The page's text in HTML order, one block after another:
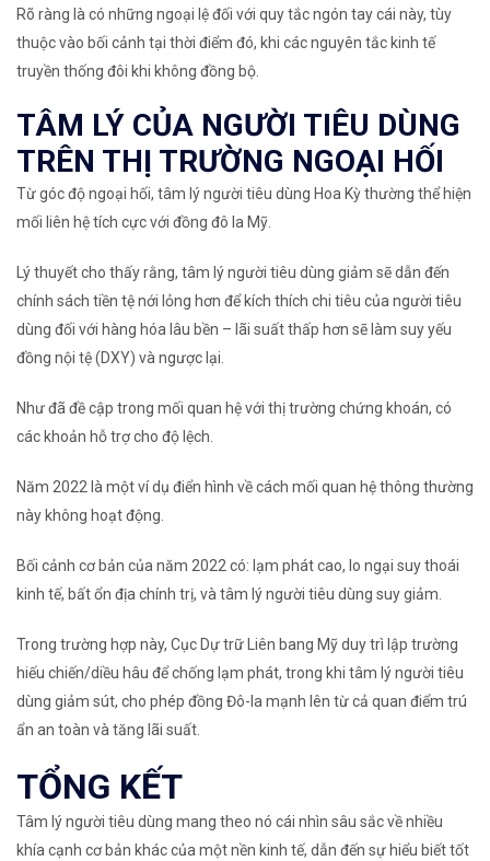
Rõ ràng là có những ngoại lệ đối với quy tắc ngón tay cái này, tùy
thuộc vào bối cảnh tại thời điểm đó, khi các nguyên tắc kinh tế
truyền thống đôi khi không đồng bộ.
TÂM LÝ CỦA NGƯỜI TIÊU DÙNG
TRÊN THỊ TRƯỜNG NGOẠI HỐI
Từ góc độ ngoại hối, tâm lý người tiêu dùng Hoa Kỳ thường thể hiện
mối liên hệ tích cực với đồng đô la Mỹ.
Lý thuyết cho thấy rằng, tâm lý người tiêu dùng giảm sẽ dẫn đến
chính sách tiền tệ nới lỏng hơn để kích thích chi tiêu của người tiêu
dùng đối với hàng hóa lâu bền – lãi suất thấp hơn sẽ làm suy yếu
đồng nội tệ (DXY) và ngược lại.
Như đã đề cập trong mối quan hệ với thị trường chứng khoán, có
các khoản hỗ trợ cho độ lệch.
Năm 2022 là một ví dụ điển hình về cách mối quan hệ thông thường
này không hoạt động.
Bối cảnh cơ bản của năm 2022 có: lạm phát cao, lo ngại suy thoái
kinh tế, bất ổn địa chính trị, và tâm lý người tiêu dùng suy giảm.
Trong trường hợp này, Cục Dự trữ Liên bang Mỹ duy trì lập trường
hiếu chiến/diều hâu để chống lạm phát, trong khi tâm lý người tiêu
dùng giảm sút, cho phép đồng Đô-la mạnh lên từ cả quan điểm trú
ẩn an toàn và tăng lãi suất.
TỔNG KẾT
Tâm lý người tiêu dùng mang theo nó cái nhìn sâu sắc về nhiều
khía cạnh cơ bản khác của một nền kinh tế, dẫn đến sự hiểu biết tốt